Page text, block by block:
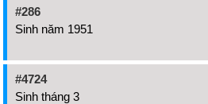
#286
Sinh năm 1951
#4724
Sinh tháng 3